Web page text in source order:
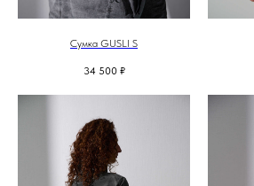
Сумка GUSLI S
34 500 ₽